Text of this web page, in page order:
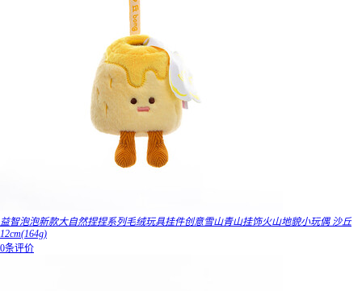
益智泡泡新款大自然捏捏系列毛绒玩具挂件创意雪山青山挂饰火山地貌小玩偶 沙丘
12cm(164g)
0条评价